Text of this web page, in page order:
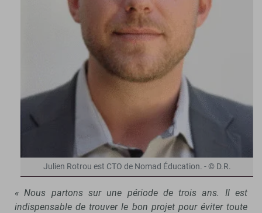
Julien Rotrou est CTO de Nomad Éducation. - © D.R.
« Nous partons sur une période de trois ans. Il est
indispensable de trouver le bon projet pour éviter toute